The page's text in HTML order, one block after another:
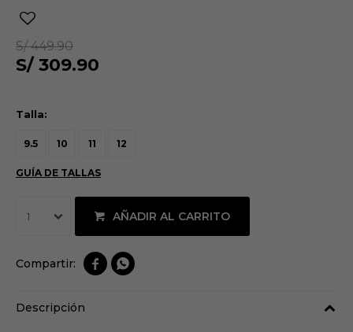
S/ 309.90
S/ 449.90
Talla:
9.5 10 11 12
GUÍA DE TALLAS
1 AÑADIR AL CARRITO
 
Descripción